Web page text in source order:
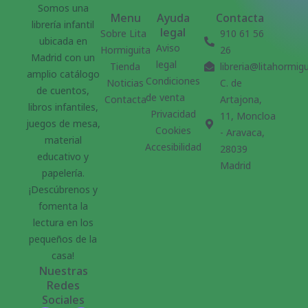
Somos una
librería infantil
ubicada en
Madrid con un
amplio catálogo
de cuentos,
libros infantiles,
juegos de mesa,
material
educativo y
papelería.
¡Descúbrenos y
fomenta la
lectura en los
pequeños de la
casa!
Nuestras
Redes
Sociales
Menu
Sobre Lita
Hormiguita
Tienda
Noticias
Contacta
Ayuda
legal
Aviso
legal
Condiciones
de venta
Privacidad
Cookies
Accesibilidad
Contacta
910 61 56
26
C. de
Artajona,
11, Moncloa
- Aravaca,
28039
Madrid